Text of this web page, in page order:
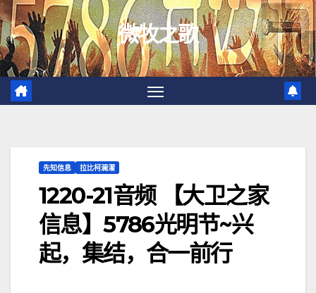
跳
至
内
容
微牧之歌
先知信息 拉比柯澜濯
1220-21音频 【大卫之家
信息】5786光明节~兴
起，集结，合一前行